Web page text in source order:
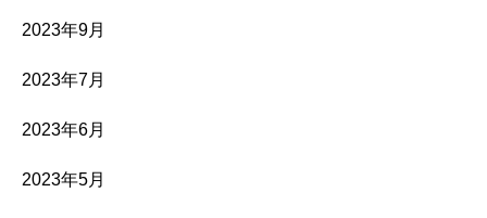
2023年9月
2023年7月
2023年6月
2023年5月